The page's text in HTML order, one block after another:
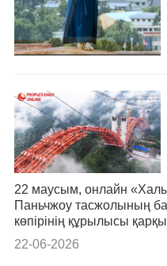
22 маусым, онлайн
Паньчжоу тасжолының
көпірінің құрылысы
22-06-2026